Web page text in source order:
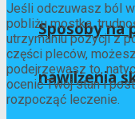
Sposoby na
nawilżenia
Jeśli odczuwasz ból
pobliżu mostka,
utrzymaniu pozycji z
części pleców,
podejrzewasz to,
ocenić Twój stan i
rozpocząć leczenie.